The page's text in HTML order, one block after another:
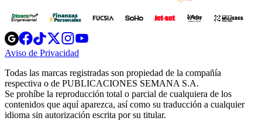
Opens
in
new
Opens
in
new
Opens
in
new
window
Opens
new
windowwindow
Aviso de Privacidad
new
window
Todas las marcas registradas son propiedad de la compañía
respectiva o de PUBLICACIONES SEMANA S.A.
Se prohíbe la reproducción total o parcial de cualquiera de los
contenidos que aquí aparezca, así como su traducción a cualquier
idioma sin autorización escrita por su titular.